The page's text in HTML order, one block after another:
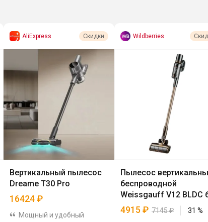
AliExpress Скидки
Вертикальный пылесос
Dreame T30 Pro
16424₽
Мощный и удобный
Wildberries
Пылесос
беспроводной
Weissgauff V12 BLDC
Bronzo Beige X-Treme
4915₽ 7145₽ 31 %